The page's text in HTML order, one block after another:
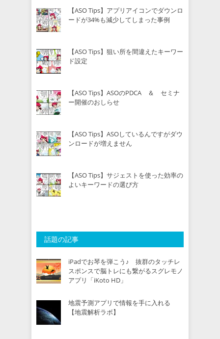
【ASO Tips】アプリアイコンでダウンロ
ードが34%も減少してしまった事例
【ASO Tips】狙い所を間違えたキーワー
ド設定
【ASO Tips】ASOのPDCA ＆ セミナ
ー開催のおしらせ
【ASO Tips】ASOしているんですがダウ
ンロードが増えません
【ASO Tips】サジェストを使った効率の
よいキーワードの選び方
話題の記事
iPadでお琴を弾こう♪ 抜群のタッチレ
スポンスで脳トレにも繋がるスグレモノ
アプリ「iKoto HD」
地震予測アプリで情報を手に入れる
【地震解析ラボ】